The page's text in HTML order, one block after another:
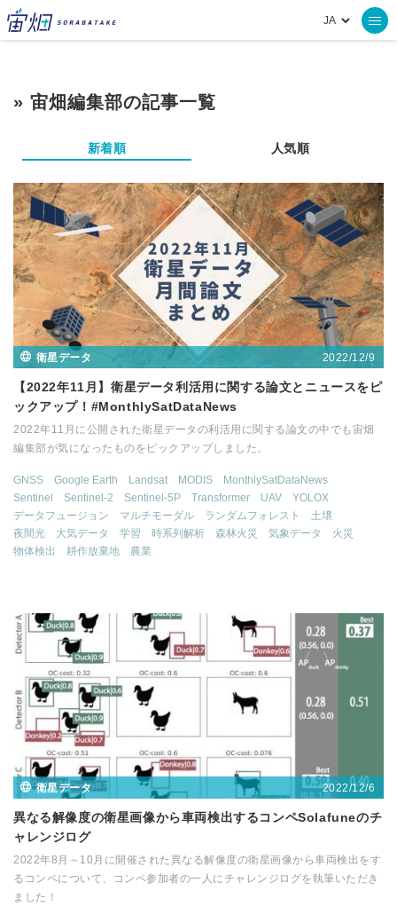
» 宙畑編集部の記事一覧
新着順 人気順
衛星データ 2022/12/9
【2022年11月】衛星データ利活用に関する論文とニュースをピ
ックアップ！#MonthlySatDataNews
2022年11月に公開された衛星データの利活用に関する論文の中でも宙畑
編集部が気になったものをピックアップしました。
GNSS Google Earth Landsat MODIS
MonthlySatDataNews
Sentinel
Sentinel-2 Sentinel-5P Transformer UAV
YOLOX
データフュージョン
マルチモーダル ランダムフォレスト
土壌
夜間光
大気データ 学習 時系列解析 森林火災 気象データ
火災
物体検出
耕作放棄地 農業
衛星データ 2022/12/6
異なる解像度の衛星画像から車両検出するコンペSolafuneのチ
ャレンジログ
2022年8月～10月に開催された異なる解像度の衛星画像から車両検出をす
るコンペについて、コンペ参加者の一人にチャレンジログを執筆いただき
ました！